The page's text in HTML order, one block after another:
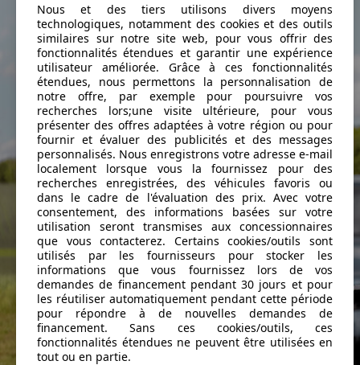
Nous et des tiers utilisons divers moyens
technologiques, notamment des cookies et des outils
similaires sur notre site web, pour vous offrir des
fonctionnalités étendues et garantir une expérience
utilisateur améliorée. Grâce à ces fonctionnalités
étendues, nous permettons la personnalisation de
notre offre, par exemple pour poursuivre vos
recherches lors;une visite ultérieure, pour vous
présenter des offres adaptées à votre région ou pour
fournir et évaluer des publicités et des messages
personnalisés. Nous enregistrons votre adresse e-mail
localement lorsque vous la fournissez pour des
recherches enregistrées, des véhicules favoris ou
dans le cadre de l'évaluation des prix. Avec votre
consentement, des informations basées sur votre
utilisation seront transmises aux concessionnaires
que vous contacterez. Certains cookies/outils sont
utilisés par les fournisseurs pour stocker les
informations que vous fournissez lors de vos
demandes de financement pendant 30 jours et pour
les réutiliser automatiquement pendant cette période
pour répondre à de nouvelles demandes de
financement. Sans ces cookies/outils, ces
fonctionnalités étendues ne peuvent être utilisées en
tout ou en partie.